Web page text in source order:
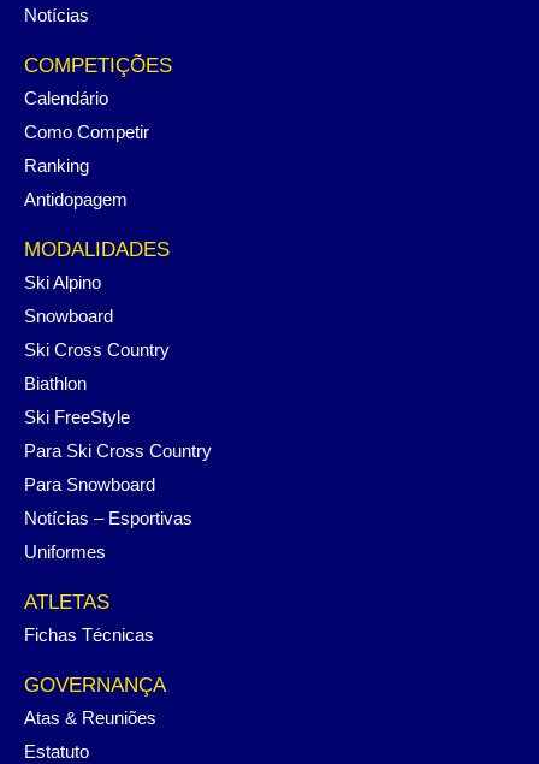
Notícias
COMPETIÇÕES
Calendário
Como Competir
Ranking
Antidopagem
MODALIDADES
Ski Alpino
Snowboard
Ski Cross Country
Biathlon
Ski FreeStyle
Para Ski Cross Country
Para Snowboard
Notícias – Esportivas
Uniformes
ATLETAS
Fichas Técnicas
GOVERNANÇA
Atas & Reuniões
Estatuto